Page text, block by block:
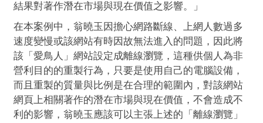
結果對著作潛在市場與現在價值之影響。」
在本案例中，翁曉玉因擔心網路斷線、上網人數過多
速度變慢或該網站有時因故無法進入的問題，因此將
該「愛鳥人」網站設定成離線瀏覽，這種供個人為非
營利目的的重製行為，只要是使用自己的電腦設備，
而且重製的質量與比例是在合理的範圍內，對該網站
網頁上相關著作的潛在市場與現在價值，不會造成不
利的影響，翁曉玉應該可以主張上述的「離線瀏覽」